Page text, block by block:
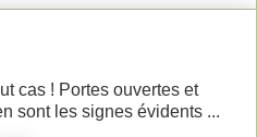
cas ! Portes ouvertes et
sont les signes évidents ...